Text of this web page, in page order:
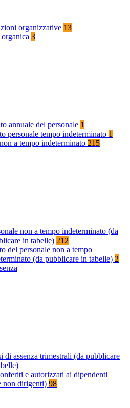
organizzative 13
3
annuale del personale 1
personale tempo indeterminato 1
a tempo indeterminato 215
non a tempo indeterminato (da
in tabelle) 212
del personale non a tempo
(da pubblicare in tabelle) 2
di assenza trimestrali (da pubblicare
e autorizzati ai dipendenti
non dirigenti) 98